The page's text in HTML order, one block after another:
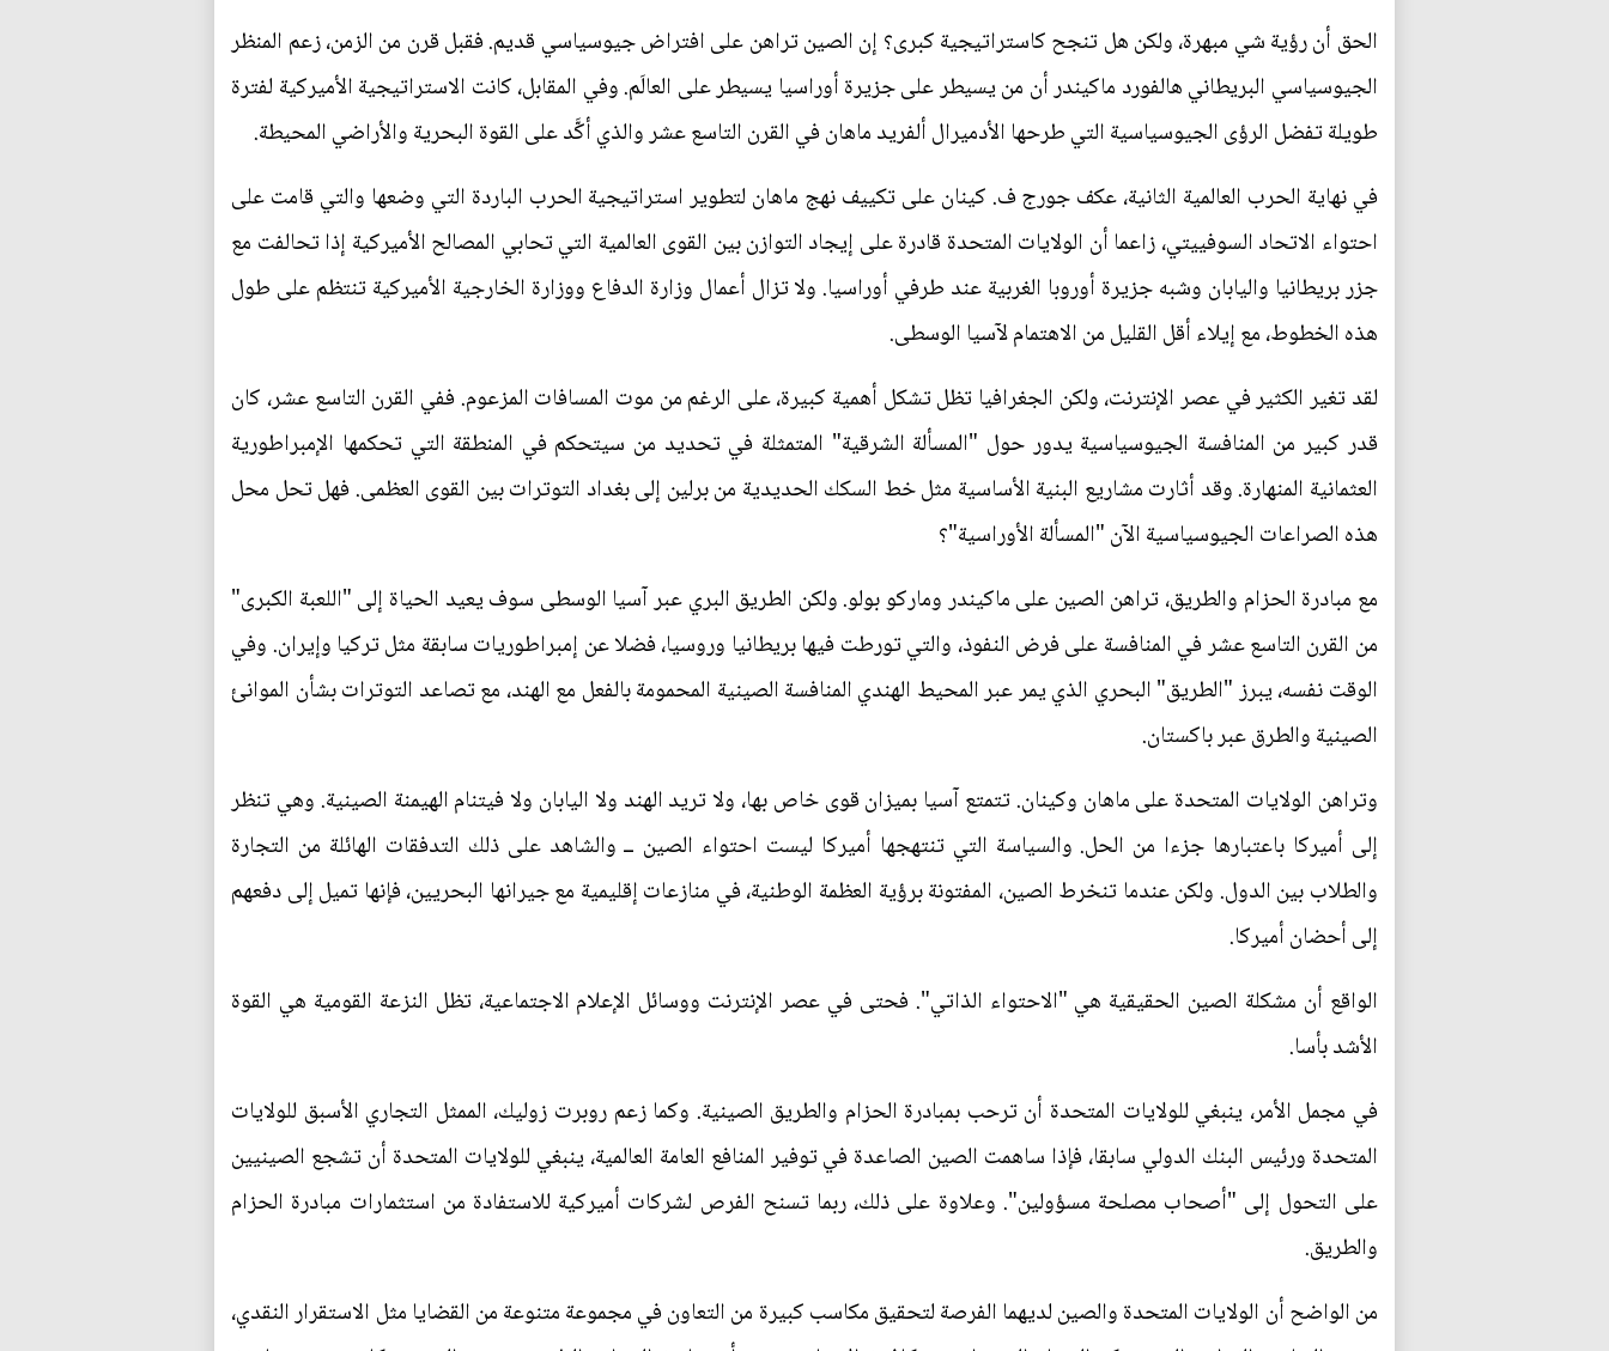
الحق أن رؤية شي مبهرة، ولكن هل تنجح كاستراتيجية كبرى؟ إن الصين تراهن على افتراض جيوسياسي قديم. فقبل قرن من الزمن، زعم المنظر
الجيوسياسي البريطاني هالفورد ماكيندر أن من يسيطر على جزيرة أوراسيا يسيطر على العالَم. وفي المقابل، كانت الاستراتيجية الأميركية لفترة
طويلة تفضل الرؤى الجيوسياسية التي طرحها الأدميرال ألفريد ماهان في القرن التاسع عشر والذي أكَّد على القوة البحرية والأراضي المحيطة.
في نهاية الحرب العالمية الثانية، عكف جورج ف. كينان على تكييف نهج ماهان لتطوير استراتيجية الحرب الباردة التي وضعها والتي قامت على
احتواء الاتحاد السوفييتي، زاعما أن الولايات المتحدة قادرة على إيجاد التوازن بين القوى العالمية التي تحابي المصالح الأميركية إذا تحالفت مع
جزر بريطانيا واليابان وشبه جزيرة أوروبا الغربية عند طرفي أوراسيا. ولا تزال أعمال وزارة الدفاع ووزارة الخارجية الأميركية تنتظم على طول
هذه الخطوط، مع إيلاء أقل القليل من الاهتمام لآسيا الوسطى.
لقد تغير الكثير في عصر الإنترنت، ولكن الجغرافيا تظل تشكل أهمية كبيرة، على الرغم من موت المسافات المزعوم. ففي القرن التاسع عشر، كان
قدر كبير من المنافسة الجيوسياسية يدور حول "المسألة الشرقية" المتمثلة في تحديد من سيتحكم في المنطقة التي تحكمها الإمبراطورية
العثمانية المنهارة. وقد أثارت مشاريع البنية الأساسية مثل خط السكك الحديدية من برلين إلى بغداد التوترات بين القوى العظمى. فهل تحل محل
هذه الصراعات الجيوسياسية الآن "المسألة الأوراسية"؟
مع مبادرة الحزام والطريق، تراهن الصين على ماكيندر وماركو بولو. ولكن الطريق البري عبر آسيا الوسطى سوف يعيد الحياة إلى "اللعبة الكبرى"
من القرن التاسع عشر في المنافسة على فرض النفوذ، والتي تورطت فيها بريطانيا وروسيا، فضلا عن إمبراطوريات سابقة مثل تركيا وإيران. وفي
الوقت نفسه، يبرز "الطريق" البحري الذي يمر عبر المحيط الهندي المنافسة الصينية المحمومة بالفعل مع الهند، مع تصاعد التوترات بشأن الموانئ
الصينية والطرق عبر باكستان.
وتراهن الولايات المتحدة على ماهان وكينان. تتمتع آسيا بميزان قوى خاص بها، ولا تريد الهند ولا اليابان ولا فيتنام الهيمنة الصينية. وهي تنظر
إلى أميركا باعتبارها جزءا من الحل. والسياسة التي تنتهجها أميركا ليست احتواء الصين ــ والشاهد على ذلك التدفقات الهائلة من التجارة
والطلاب بين الدول. ولكن عندما تنخرط الصين، المفتونة برؤية العظمة الوطنية، في منازعات إقليمية مع جيرانها البحريين، فإنها تميل إلى دفعهم
إلى أحضان أميركا.
الواقع أن مشكلة الصين الحقيقية هي "الاحتواء الذاتي". فحتى في عصر الإنترنت ووسائل الإعلام الاجتماعية، تظل النزعة القومية هي القوة
الأشد بأسا.
في مجمل الأمر، ينبغي للولايات المتحدة أن ترحب بمبادرة الحزام والطريق الصينية. وكما زعم روبرت زوليك، الممثل التجاري الأسبق للولايات
المتحدة ورئيس البنك الدولي سابقا، فإذا ساهمت الصين الصاعدة في توفير المنافع العامة العالمية، ينبغي للولايات المتحدة أن تشجع الصينيين
على التحول إلى "أصحاب مصلحة مسؤولين". وعلاوة على ذلك، ربما تسنح الفرص لشركات أميركية للاستفادة من استثمارات مبادرة الحزام
والطريق.
من الواضح أن الولايات المتحدة والصين لديهما الفرصة لتحقيق مكاسب كبيرة من التعاون في مجموعة متنوعة من القضايا مثل الاستقرار النقدي،